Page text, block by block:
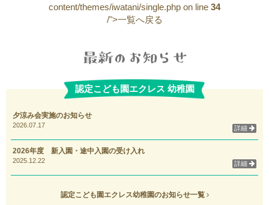
content/themes/iwatani/single.php on line 34
/">一覧へ戻る
認定こども園エクレス 幼稚園
夕涼み会実施のお知らせ
2026.07.17 詳細
2026年度 新入園・途中入園の受け入れ
2025.12.22 詳細
認定こども園エクレス幼稚園のお知らせ一覧